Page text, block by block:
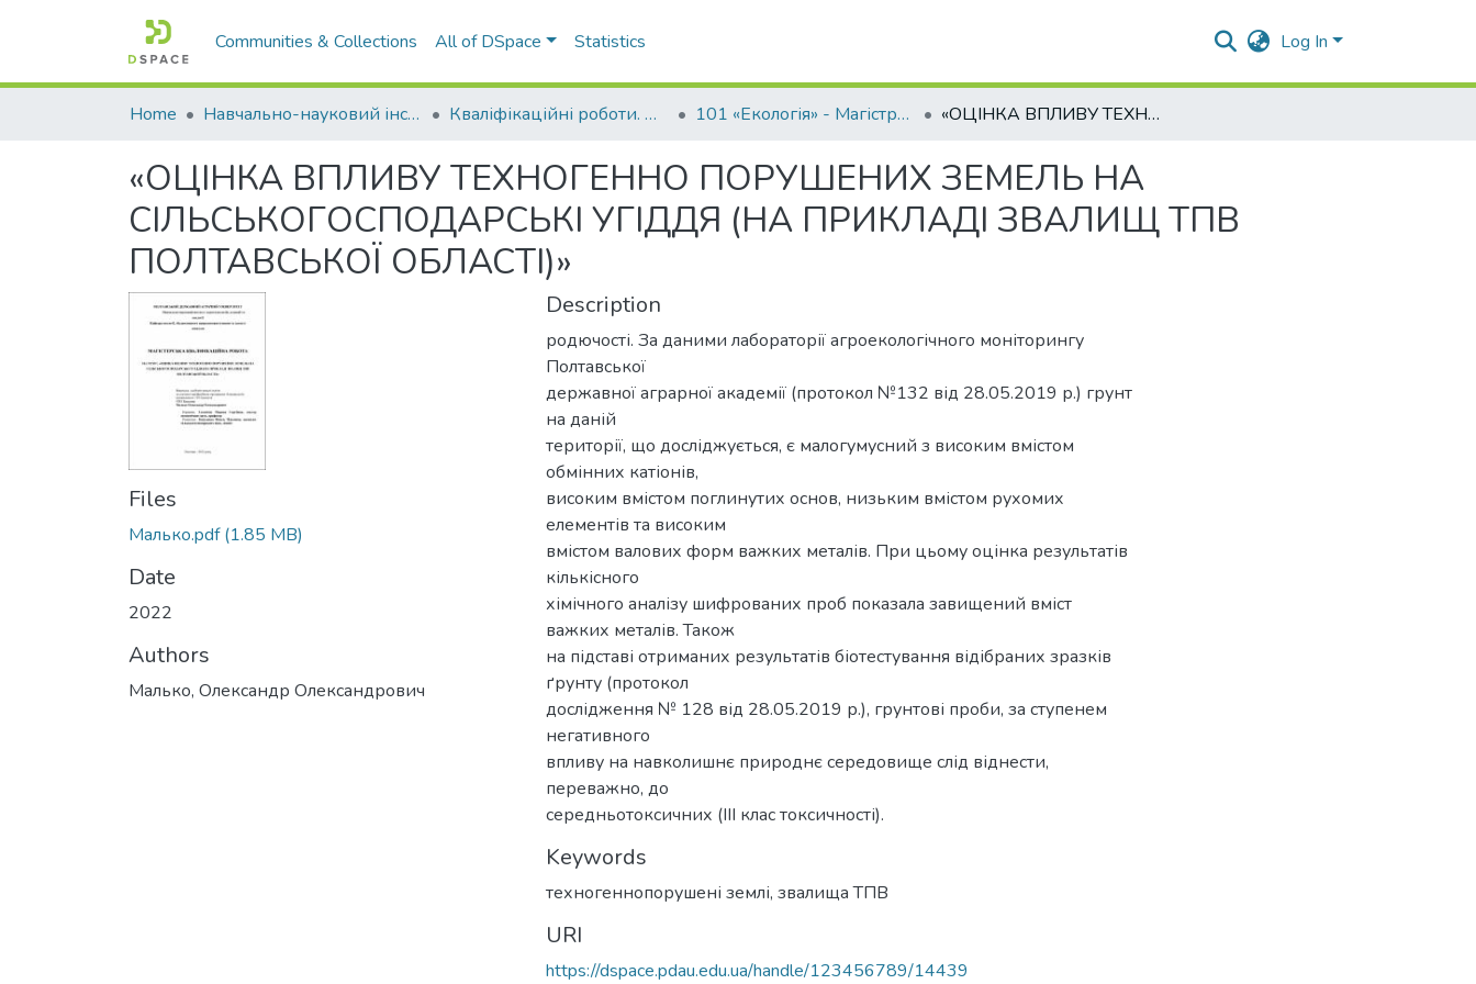
Communities & Collections All of DSpace Statistics Log In
Home Навчально-науковий інститут агротехнологій, селекції та екології Кваліфікаційні роботи. ННІ агротехнологій, селекції та екології 101 «Екологія» - Магістри 2022-2023 «ОЦІНКА ВПЛИВУ ТЕХНОГЕННО ПОРУШЕНИХ ЗЕМЕЛЬ НА СІЛЬСЬКОГОСПОДАРСЬКІ УГІДДЯ (НА ПРИКЛАДІ ЗВАЛИЩ ТПВ ПОЛТАВСЬКОЇ ОБЛАСТІ)»
«ОЦІНКА ВПЛИВУ ТЕХНОГЕННО ПОРУШЕНИХ ЗЕМЕЛЬ НА
СІЛЬСЬКОГОСПОДАРСЬКІ УГІДДЯ (НА ПРИКЛАДІ ЗВАЛИЩ ТПВ
ПОЛТАВСЬКОЇ ОБЛАСТІ)»
Files
Малько.pdf(1.85 MB)
Date
2022
Authors
Малько, Олександр Олександрович
Description
родючості. За даними лабораторії агроекологічного моніторингу
Полтавської
державної аграрної академії (протокол №132 від 28.05.2019 р.) грунт
на даній
території, що досліджується, є малогумусний з високим вмістом
обмінних катіонів,
високим вмістом поглинутих основ, низьким вмістом рухомих
елементів та високим
вмістом валових форм важких металів. При цьому оцінка результатів
кількісного
хімічного аналізу шифрованих проб показала завищений вміст
важких металів. Також
на підставі отриманих результатів біотестування відібраних зразків
ґрунту (протокол
дослідження № 128 від 28.05.2019 р.), грунтові проби, за ступенем
негативного
впливу на навколишнє природнє середовище слід віднести,
переважно, до
середньотоксичних (ІІІ клас токсичності).
Keywords
техногеннопорушені землі, звалища ТПВ
URI
https://dspace.pdau.edu.ua/handle/123456789/14439